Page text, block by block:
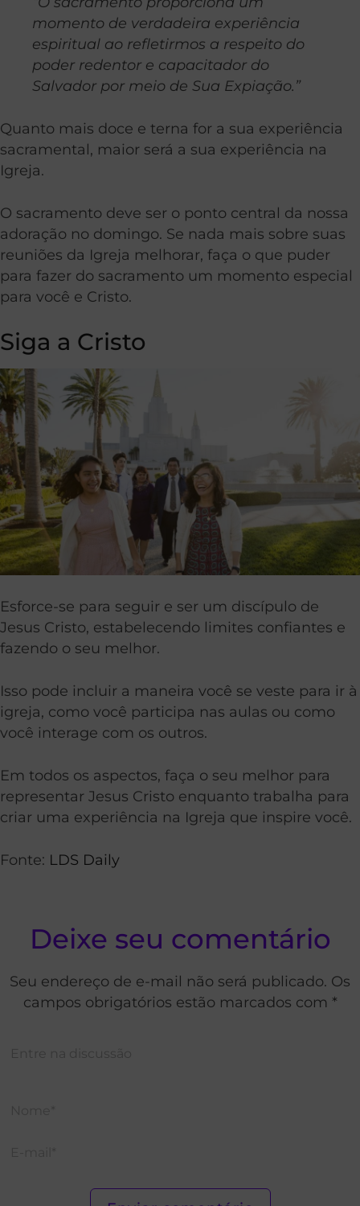
momento de verdadeira experiência
espiritual ao refletirmos a respeito do
poder redentor e capacitador do
Salvador por meio de Sua Expiação.”
Quanto mais doce e terna for a sua experiência
sacramental, maior será a sua experiência na
Igreja.
O sacramento deve ser o ponto central da nossa
adoração no domingo. Se nada mais sobre suas
reuniões da Igreja melhorar, faça o que puder
para fazer do sacramento um momento especial
para você e Cristo.
Siga a Cristo
Esforce-se para seguir e ser um discípulo de
Jesus Cristo, estabelecendo limites confiantes e
fazendo o seu melhor.
Isso pode incluir a maneira você se veste para ir à
igreja, como você participa nas aulas ou como
você interage com os outros.
Em todos os aspectos, faça o seu melhor para
representar Jesus Cristo enquanto trabalha para
criar uma experiência na Igreja que inspire você.
Fonte: LDS Daily
Deixe seu comentário
Seu endereço de e-mail não será publicado. Os
campos obrigatórios estão marcados com *